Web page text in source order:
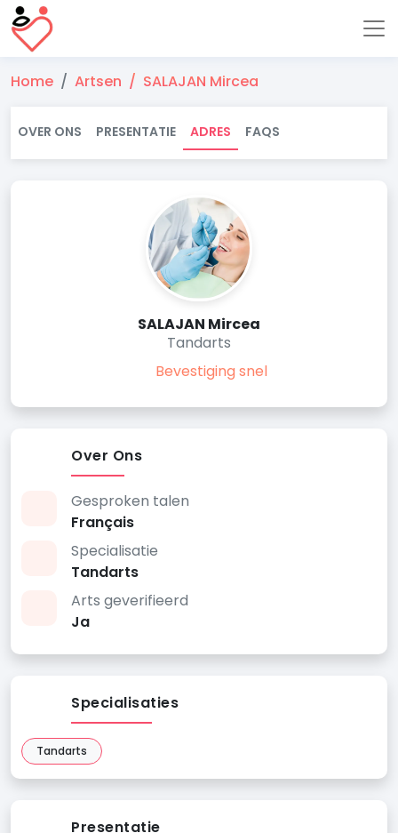
Home Artsen SALAJAN Mircea
OVER ONS PRESENTATIE ADRES FAQS
SALAJAN Mircea
Tandarts
Bevestiging snel
Over Ons
Gesproken talen
Français
Specialisatie
Tandarts
Arts geverifieerd
Ja
Specialisaties
Tandarts
Presentatie